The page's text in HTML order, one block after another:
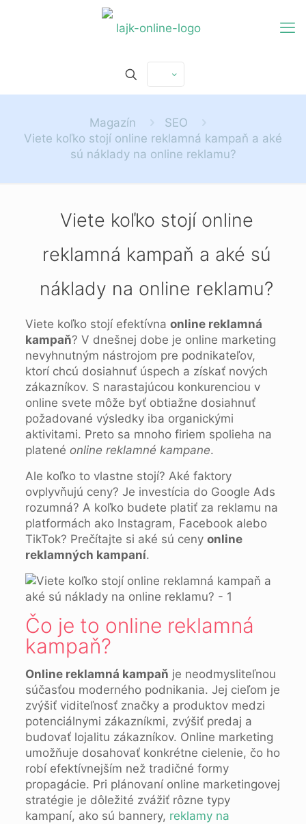
Magazín
SEO
Viete koľko stojí online reklamná kampaň a aké
sú náklady na online reklamu?
Viete koľko stojí online
reklamná kampaň a aké sú
náklady na online reklamu?
Viete koľko stojí efektívna online reklamná
kampaň? V dnešnej dobe je online marketing
nevyhnutným nástrojom pre podnikateľov,
ktorí chcú dosiahnuť úspech a získať nových
zákazníkov. S narastajúcou konkurenciou v
online svete môže byť obtiažne dosiahnuť
požadované výsledky iba organickými
aktivitami. Preto sa mnoho firiem spolieha na
platené online reklamné kampane.
Ale koľko to vlastne stojí? Aké faktory
ovplyvňujú ceny? Je investícia do Google Ads
rozumná? A koľko budete platiť za reklamu na
platformách ako Instagram, Facebook alebo
TikTok? Prečítajte si aké sú ceny online
reklamných kampaní.
Čo je to online reklamná
kampaň?
Online reklamná kampaň je neodmysliteľnou
súčasťou moderného podnikania. Jej cieľom je
zvýšiť viditeľnosť značky a produktov medzi
potenciálnymi zákazníkmi, zvýšiť predaj a
budovať lojalitu zákazníkov. Online marketing
umožňuje dosahovať konkrétne cielenie, čo ho
robí efektívnejším než tradičné formy
propagácie. Pri plánovaní online marketingovej
stratégie je dôležité zvážiť rôzne typy
kampaní, ako sú bannery, reklamy na